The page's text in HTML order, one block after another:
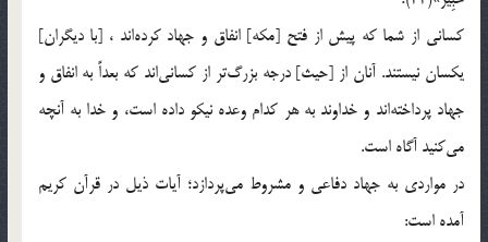
کسانی از شما که پیش از فتح [مکه‌] انفاق و جهاد کرده‌اند ، [با دیگران‌]
یکسان نیستند. آنان از [حیث‌] درجه بزرگ‌تر از کسانی‌اند که بعداً به انفاق و
جهاد پرداخته‌اند و خداوند به هر کدام وعده نیکو داده است، و خدا به آنچه
می‌کنید آگاه است.
در مواردی به جهاد دفاعی و مشروط می‌پردازد؛ آیات ذیل در قرآن کریم
آمده است: